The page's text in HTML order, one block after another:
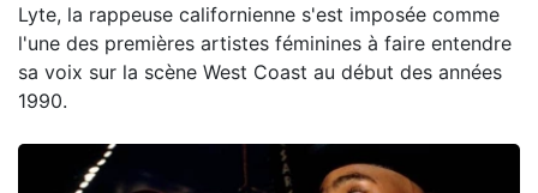
Lyte, la rappeuse californienne s'est imposée comme
l'une des premières artistes féminines à faire entendre
sa voix sur la scène West Coast au début des années
1990.